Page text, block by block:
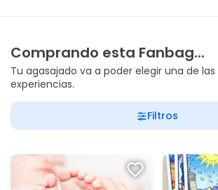
Comprando esta Fanbag...
Tu agasajado va a poder elegir una de las
experiencias.
Filtros